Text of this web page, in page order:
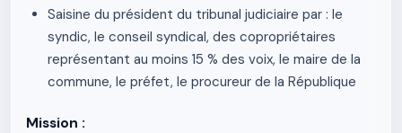
Saisine du président du tribunal judiciaire par : le
syndic, le conseil syndical, des copropriétaires
représentant au moins 15 % des voix, le maire de la
commune, le préfet, le procureur de la République
Mission :